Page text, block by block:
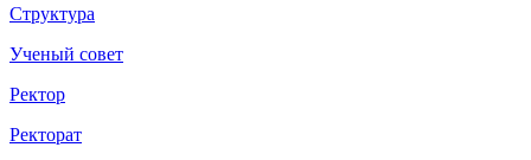
Структура
Ученый совет
Ректор
Ректорат